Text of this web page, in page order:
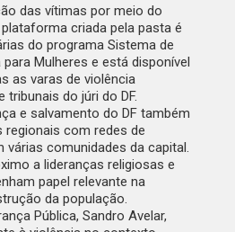
das vítimas por meio do
criada pela pasta é
do programa Sistema de
Mulheres e está disponível
as varas de violência
do júri do DF.
e salvamento do DF também
com redes de
comunidades da capital.
a lideranças religiosas e
papel relevante na
da população.
Pública, Sandro Avelar,